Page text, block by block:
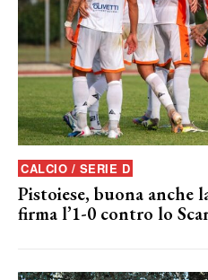
CALCIO / SERIE D
Pistoiese, buona anche
firma l’1-0 contro lo